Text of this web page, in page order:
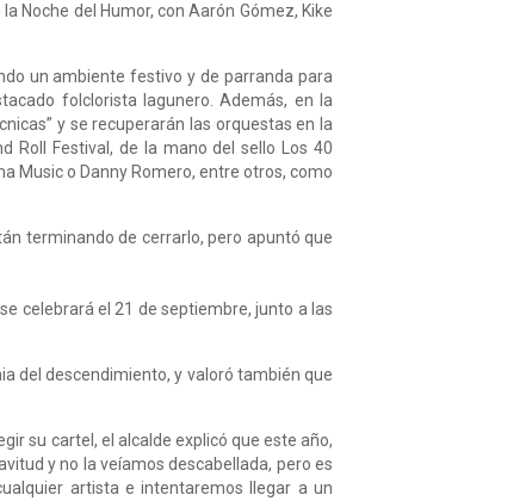
Noche del Humor, con Aarón Gómez, Kike
un ambiente festivo y de parranda para
folclorista lagunero. Además, en la
y se recuperarán las orquestas en la
Roll Festival, de la mano del sello Los 40
Music o Danny Romero, entre otros, como
terminando de cerrarlo, pero apuntó que
celebrará el 21 de septiembre, junto a las
del descendimiento, y valoró también que
su cartel, el alcalde explicó que este año,
y no la veíamos descabellada, pero es
artista e intentaremos llegar a un